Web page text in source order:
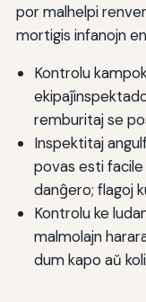
por malhelpi
mortigis infanojn
Kontrolu
remburitaj se
Inspektitaj
povas esti
danĝero; flagoj
Kontrolu ke
malmolajn
dum kapo aŭ